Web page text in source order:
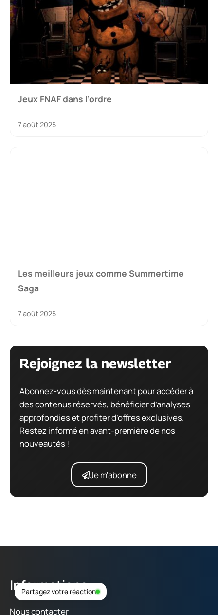
Jeux FNAF dans l’ordre
7 août 2025
Les meilleurs jeux comme Summertime
Saga
7 août 2025
Rejoignez la newsletter
Abonnez-vous dès maintenant pour accéder à
des contenus réservés, bénéficier d’analyses
approfondies et profiter d’offres exclusives.
Restez informé en avant-première de nos
nouveautés !
Je m'abonne
Informations
Nous contacter
Partagez votre réaction